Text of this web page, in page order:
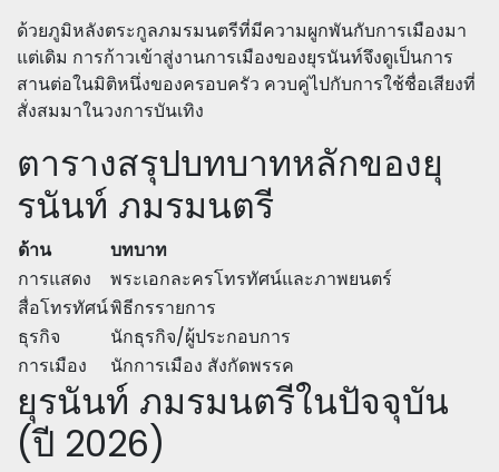
ด้วยภูมิหลังตระกูลภมรมนตรีที่มีความผูกพันกับการเมืองมา
แต่เดิม การก้าวเข้าสู่งานการเมืองของยุรนันท์จึงดูเป็นการ
สานต่อในมิติหนึ่งของครอบครัว ควบคู่ไปกับการใช้ชื่อเสียงที่
สั่งสมมาในวงการบันเทิง
ตารางสรุปบทบาทหลักของยุ
รนันท์ ภมรมนตรี
ด้าน
บทบาท
การแสดง
พระเอกละครโทรทัศน์และภาพยนตร์
สื่อโทรทัศน์พิธีกรรายการ
ธุรกิจ
นักธุรกิจ/ผู้ประกอบการ
การเมือง
นักการเมือง สังกัดพรรค
ยุรนันท์ ภมรมนตรีในปัจจุบัน
(ปี 2026)